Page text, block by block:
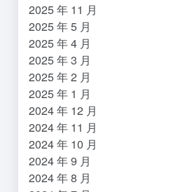
2025 年 11 月
2025 年 5 月
2025 年 4 月
2025 年 3 月
2025 年 2 月
2025 年 1 月
2024 年 12 月
2024 年 11 月
2024 年 10 月
2024 年 9 月
2024 年 8 月